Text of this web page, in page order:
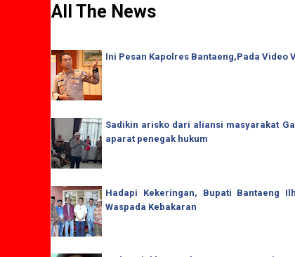
All The News
Ini Pesan Kapolres Bantaeng,Pada Video
Sadikin arisko dari aliansi masyarakat
aparat penegak hukum
Hadapi Kekeringan, Bupati Bantaeng
Waspada Kebakaran